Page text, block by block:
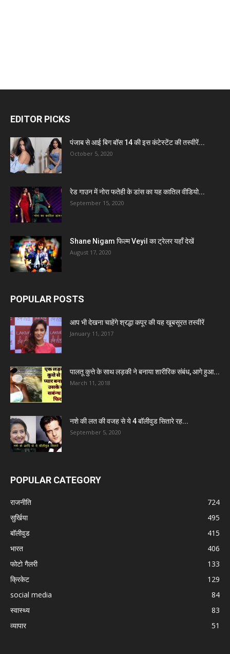
EDITOR PICKS
पंजाब से आई बिग बॉस 14 की इस कंटेस्टेंट की तस्वीरें...
October 5, 2020
रेड गाउन में नोरा फतेही के डांस का यह कातिल वीडियो...
September 15, 2020
Shane Nigam फिल्म Veyil का ट्रेलर यहाँ देखें
August 17, 2020
POPULAR POSTS
आप भी देखना चाहेंगे श्रद्धा कपूर की यह खूबसूरत तस्वीरें
January 11, 2017
पालतू कुत्ते के साथ लड़की ने बनाया शारीरिक संबंध, आगे हुआ...
March 11, 2018
नशे की लत की वजह से ये 4 बॉलीवुड सितारे रह...
September 5, 2020
POPULAR CATEGORY
राजनीति
724
सुर्खिया
495
बॉलीवुड
415
भारत
406
फोटो गैलरी
133
क्रिकेट
129
social media
84
स्वास्थ्य
83
व्यापार
51